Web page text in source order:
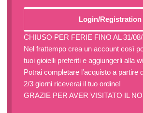
Login/Registration
CHIUSO PER FERIE FINO AL 31/
Nel frattempo crea un account così
tuoi gioielli preferiti e aggiungerli alla
Potrai completare l’acquisto a partire
2/3 giorni riceverai il tuo ordine!
GRAZIE PER AVER VISITATO IL